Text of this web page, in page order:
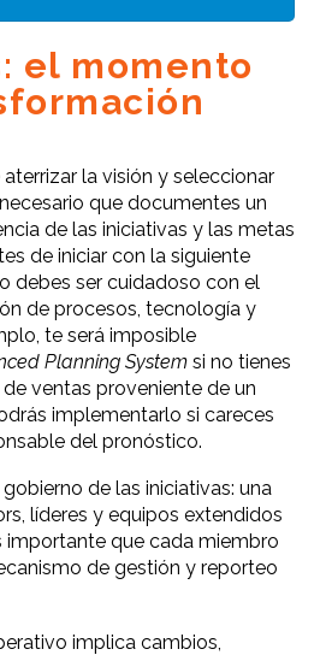
el momento
la visión y seleccionar
que documentes un
de las iniciativas y las metas
de iniciar con la siguiente
debes ser cuidadoso con el
de procesos, tecnología y
te será imposible
Planning System si no tienes
ventas proveniente de un
implementarlo si careces
del pronóstico.
de las iniciativas: una
líderes y equipos extendidos
importante que cada miembro
de gestión y reporteo
implica cambios,